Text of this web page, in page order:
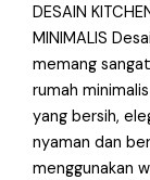
DESAIN
MINIMALIS
memang
rumah
yang bersih,
nyaman dan
menggunakan